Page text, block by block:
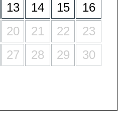
13 14 15
16
20 21 22
23
27 28 29
30